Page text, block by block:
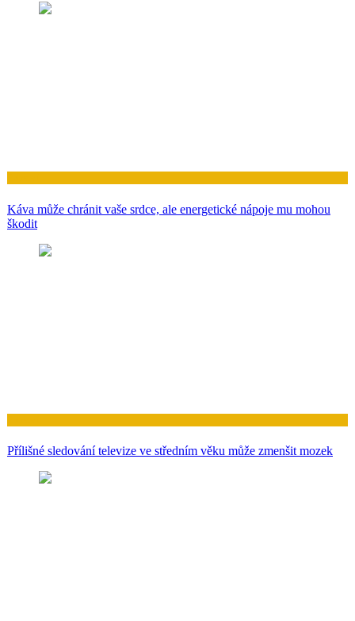
Káva může chránit vaše srdce, ale energetické nápoje mu mohou
škodit
Přílišné sledování televize ve středním věku může zmenšit mozek